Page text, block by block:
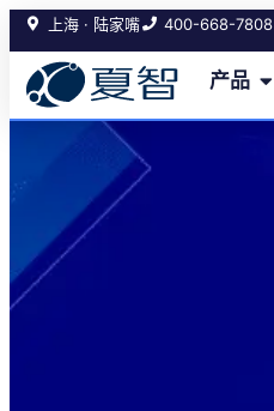
上海 · 陆家嘴 400-668-7808
产品